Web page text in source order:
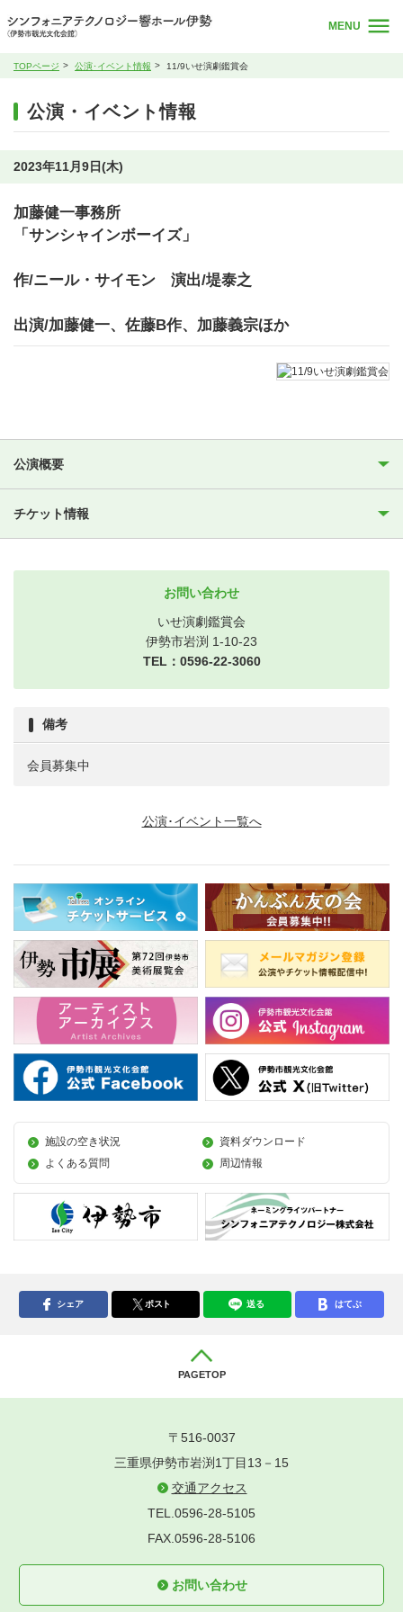
MENU
TOPページ 公演･イベント情報 11/9いせ演劇鑑賞会
公演・イベント情報
2023年11月9日(木)
加藤健一事務所
「サンシャインボーイズ」
作/ニール・サイモン 演出/堤泰之
出演/加藤健一、佐藤B作、加藤義宗ほか
公演概要
チケット情報
お問い合わせ
いせ演劇鑑賞会
伊勢市岩渕 1-10-23
TEL：0596-22-3060
備考
会員募集中
公演･イベント一覧へ
施設の空き状況
資料ダウンロード
よくある質問
周辺情報
シェア ポスト 送る はてぶ
PAGETOP
〒516-0037
三重県伊勢市岩渕1丁目13－15
交通アクセス
TEL.0596-28-5105
FAX.0596-28-5106
お問い合わせ